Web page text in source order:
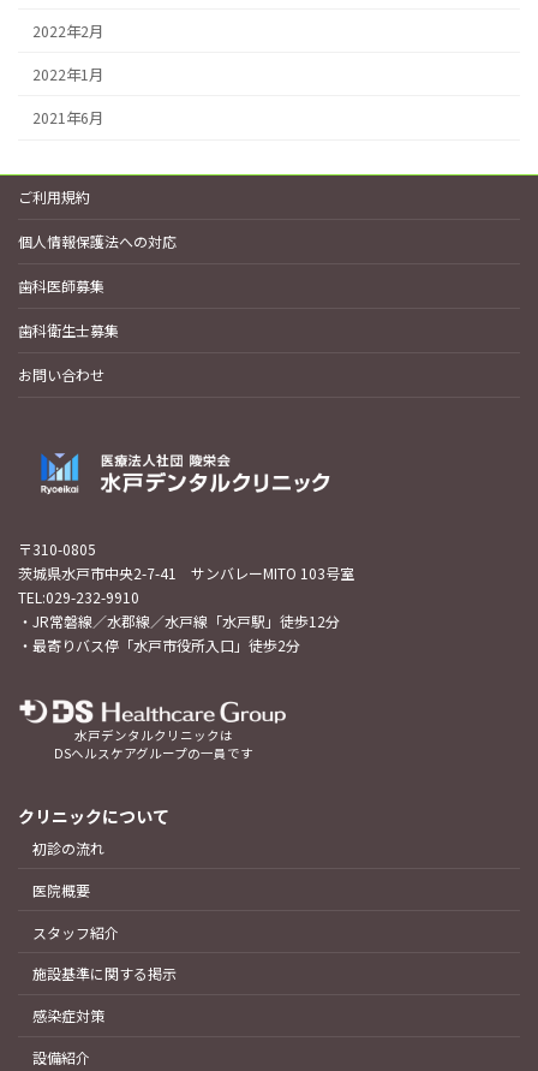
2022年2月
2022年1月
2021年6月
ご利用規約
個人情報保護法への対応
歯科医師募集
歯科衛生士募集
お問い合わせ
〒310-0805
茨城県水戸市中央2-7-41 サンバレーMITO 103号室
TEL:029-232-9910
・JR常磐線／水郡線／水戸線「水戸駅」徒歩12分
・最寄りバス停「水戸市役所入口」徒歩2分
水戸デンタルクリニックは
DSヘルスケアグループの一員です
クリニックについて
初診の流れ
医院概要
スタッフ紹介
施設基準に関する掲示
感染症対策
設備紹介